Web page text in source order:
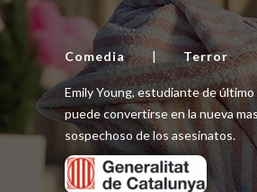
Comedia | Terror
Emily Young, estudiante de
puede convertirse en la nueva
sospechoso de los asesinatos.